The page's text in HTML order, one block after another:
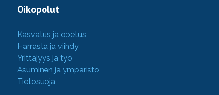
Oikopolut
Kasvatus ja opetus
Harrasta ja viihdy
Yrittäjyys ja työ
Asuminen ja ympäristö
Tietosuoja